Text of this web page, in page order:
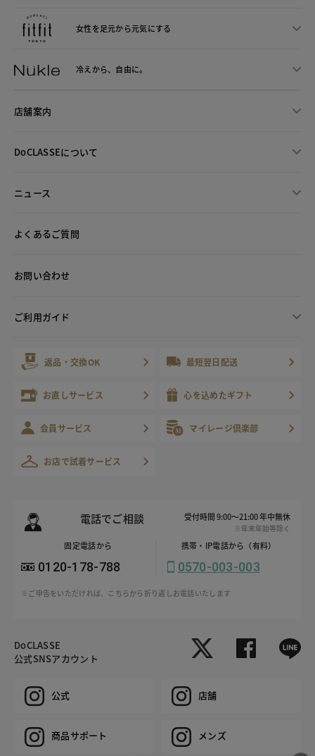
女性を足元から元気にする
冷えから、 自由に。
店舗案内
DoCLASSEについて
ニュース
よくあるご質問
お問い合わせ
ご利用ガイド
返品・交換OK 最短翌日配送
お直しサービス 心を込めたギフト
会員サービス マイレージ倶楽部
お店で試着サービス
電話でご相談 受付時間 9:00～21:00 年中無休
※年末年始等除く
固定電話から
0120-178-788
携帯・IP電話から（有料）
0570-003-003
※ご申告をいただければ、こちらから折り返しお電話いたします
DoCLASSE
公式SNSアカウント
公式 店舗
商品サポート メンズ